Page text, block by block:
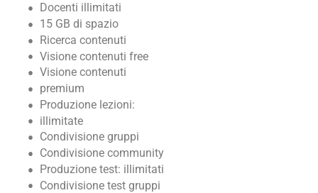
Docenti illimitati
15 GB di spazio
Ricerca contenuti
Visione contenuti free
Visione contenuti
premium
Produzione lezioni:
illimitate
Condivisione gruppi
Condivisione community
Produzione test: illimitati
Condivisione test gruppi